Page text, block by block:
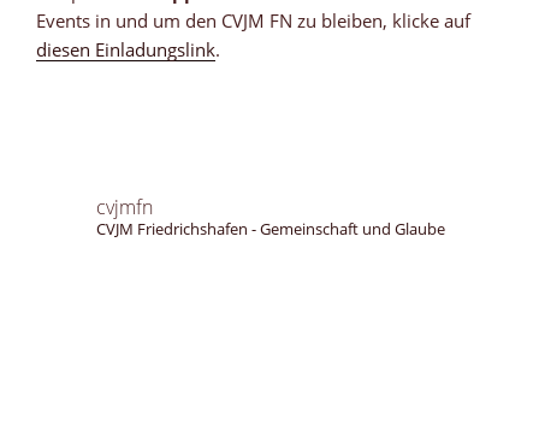
Events in und um den CVJM FN zu bleiben, klicke auf
diesen Einladungslink.
cvjmfn
CVJM Friedrichshafen - Gemeinschaft und Glaube